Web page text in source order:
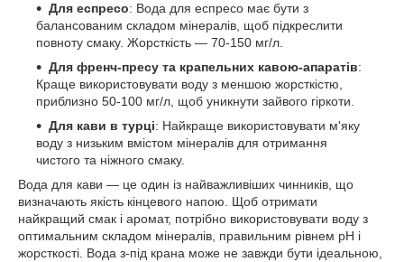
Для еспресо: Вода для еспресо має бути з
балансованим складом мінералів, щоб підкреслити
повноту смаку. Жорсткість — 70-150 мг/л.
Для френч-пресу та крапельних кавою-апаратів:
Краще використовувати воду з меншою жорсткістю,
приблизно 50-100 мг/л, щоб уникнути зайвого гіркоти.
Для кави в турці: Найкраще використовувати м'яку
воду з низьким вмістом мінералів для отримання
чистого та ніжного смаку.
Вода для кави — це один із найважливіших чинників, що
визначають якість кінцевого напою. Щоб отримати
найкращий смак і аромат, потрібно використовувати воду з
оптимальним складом мінералів, правильним рівнем pH і
жорсткості. Вода з-під крана може не завжди бути ідеальною,